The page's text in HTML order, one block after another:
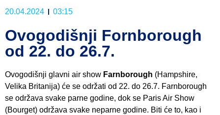
20.04.2024 03:15
Ovogodišnji Fornborough
od 22. do 26.7.
Ovogodišnji glavni air show Farnborough (Hampshire,
Velika Britanija) će se održati od 22. do 26.7. Farnborough
se održava svake parne godine, dok se Paris Air Show
(Bourget) održava svake neparne godine. Biti će to, kao i